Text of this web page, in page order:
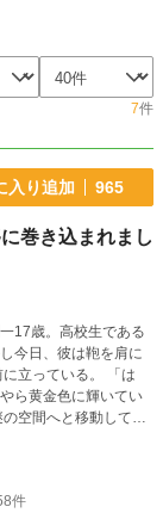
7件
入り追加 965
巻き込まれまし
17歳。高校生である
ている。 「は
件